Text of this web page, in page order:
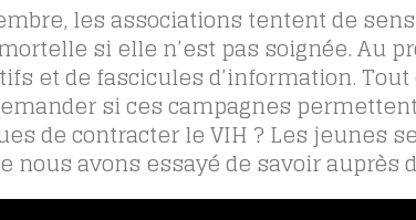
les associations tentent de
si elle n’est pas soignée. Au
et de fascicules d’information.
si ces campagnes
de contracter le VIH ? Les jeunes
nous avons essayé de savoir auprès